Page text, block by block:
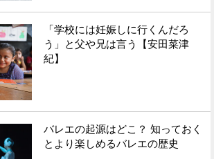
「学校には妊娠しに行くんだろ
う」と父や兄は言う【安田菜津
紀】
バレエの起源はどこ？ 知っておく
とより楽しめるバレエの歴史